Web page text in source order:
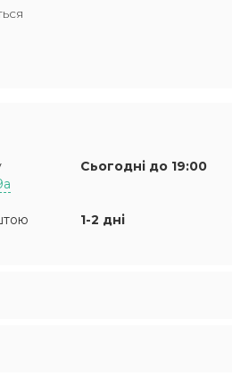
Сьогодні до 19:00
1-2 дні